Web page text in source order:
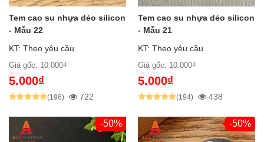
Tem cao su nhựa dẻo silicon
- Mẫu 22
KT: Theo yêu cầu
Giá gốc: 10.000₫
5.000₫
(196) 722
Tem cao su nhựa dẻo silicon
- Mẫu 21
KT: Theo yêu cầu
Giá gốc: 10.000₫
5.000₫
(194) 438
-50% -50%